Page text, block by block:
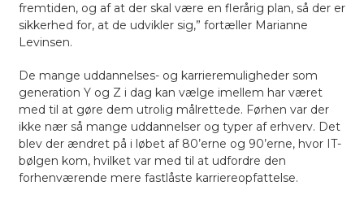
fremtiden, og af at der skal være en flerårig plan, så der er
sikkerhed for, at de udvikler sig,” fortæller Marianne
Levinsen.
De mange uddannelses- og karrieremuligheder som
generation Y og Z i dag kan vælge imellem har været
med til at gøre dem utrolig målrettede. Førhen var der
ikke nær så mange uddannelser og typer af erhverv. Det
blev der ændret på i løbet af 80’erne og 90’erne, hvor IT-
bølgen kom, hvilket var med til at udfordre den
forhenværende mere fastlåste karriereopfattelse.